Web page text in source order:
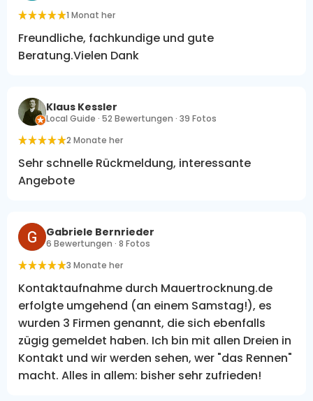
1 Monat her
Freundliche, fachkundige und gute
Beratung.Vielen Dank
Klaus Kessler
Local Guide · 52 Bewertungen · 39 Fotos
2 Monate her
Sehr schnelle Rückmeldung, interessante
Angebote
Gabriele Bernrieder
6 Bewertungen · 8 Fotos
3 Monate her
Kontaktaufnahme durch Mauertrocknung.de
erfolgte umgehend (an einem Samstag!), es
wurden 3 Firmen genannt, die sich ebenfalls
zügig gemeldet haben. Ich bin mit allen Dreien in
Kontakt und wir werden sehen, wer "das Rennen"
macht. Alles in allem: bisher sehr zufrieden!